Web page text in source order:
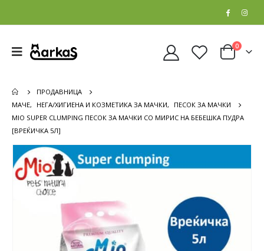
0
ПРОДАВНИЦА
МАЧЕ, НЕГА/ХИГИЕНА И КОЗМЕТИКА ЗА МАЧКИ,
ПЕСОК ЗА МАЧКИ
MIO SUPER CLUMPING ПЕСОК ЗА МАЧКИ СО МИРИС НА БЕБЕШКА ПУДРА
[ВРЕЌИЧКА 5Л]